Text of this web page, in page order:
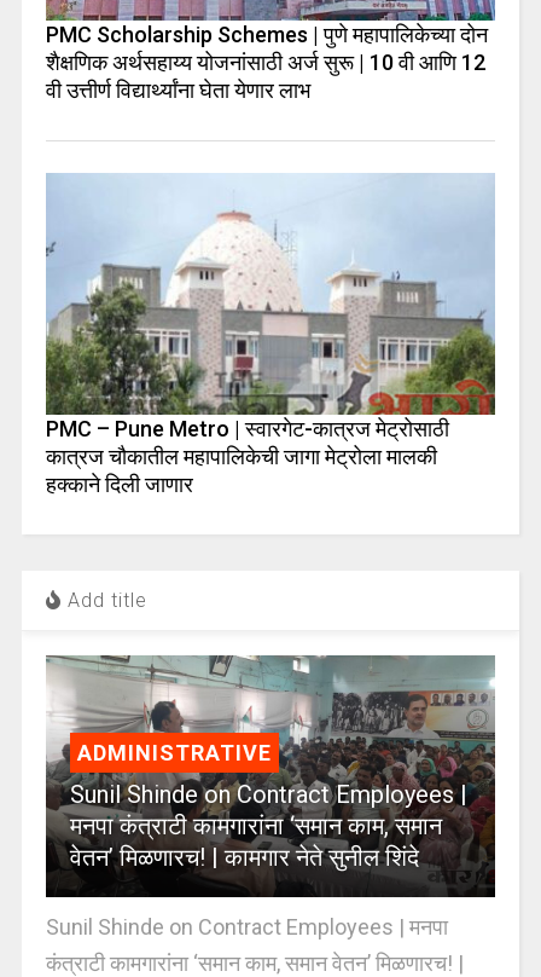
PMC Scholarship Schemes | पुणे महापालिकेच्या दोन
शैक्षणिक अर्थसहाय्य योजनांसाठी अर्ज सुरू | 10 वी आणि 12
वी उत्तीर्ण विद्यार्थ्यांना घेता येणार लाभ
PMC – Pune Metro | स्वारगेट-कात्रज मेट्रोसाठी
कात्रज चौकातील महापालिकेची जागा मेट्रोला मालकी
हक्काने दिली जाणार
Add title
ADMINISTRATIVE
Sunil Shinde on Contract Employees |
मनपा कंत्राटी कामगारांना ‘समान काम, समान
वेतन’ मिळणारच! | कामगार नेते सुनील शिंदे
Sunil Shinde on Contract Employees | मनपा
कंत्राटी कामगारांना ‘समान काम, समान वेतन’ मिळणारच! |